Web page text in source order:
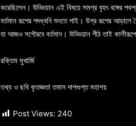
করেছিলেন। উড্ডিয়ান এই বিষয়ে সমগ্র বৃহৎ বঙ্গের
বর্তমান রূপের পদধ্বনি শুনতে পাই। উগ্র রূপের আড়ালে
যা আজও সগৌরবে বর্তমান। উড্ডিয়ান পীঠ তাই
রক্তিম মুখার্জি
তথ্য ও ছবি কৃতজ্ঞতা তমাল দাশগুপ্ত মহাশয়
Post Views: 240